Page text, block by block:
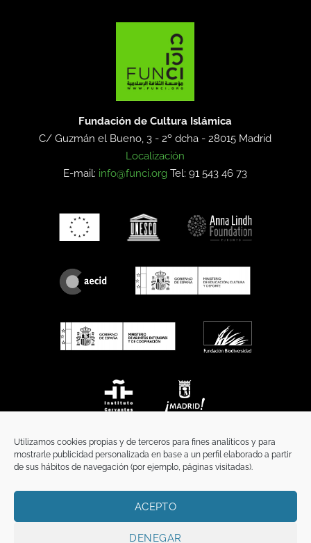
Utilizamos cookies propias y de terceros para fines analíticos y para
mostrarle publicidad personalizada en base a un perfil elaborado a partir
de sus hábitos de navegación (por ejemplo, páginas visitadas).
ACEPTO
DENEGAR
Fundación de Cultura Islámica
C/ Guzmán el Bueno, 3 - 2º dcha -28015 Madrid
Localización
E-mail: info@funci.org Tel: 91 543 46 73
TÉRMINOS Y CONDICIONES